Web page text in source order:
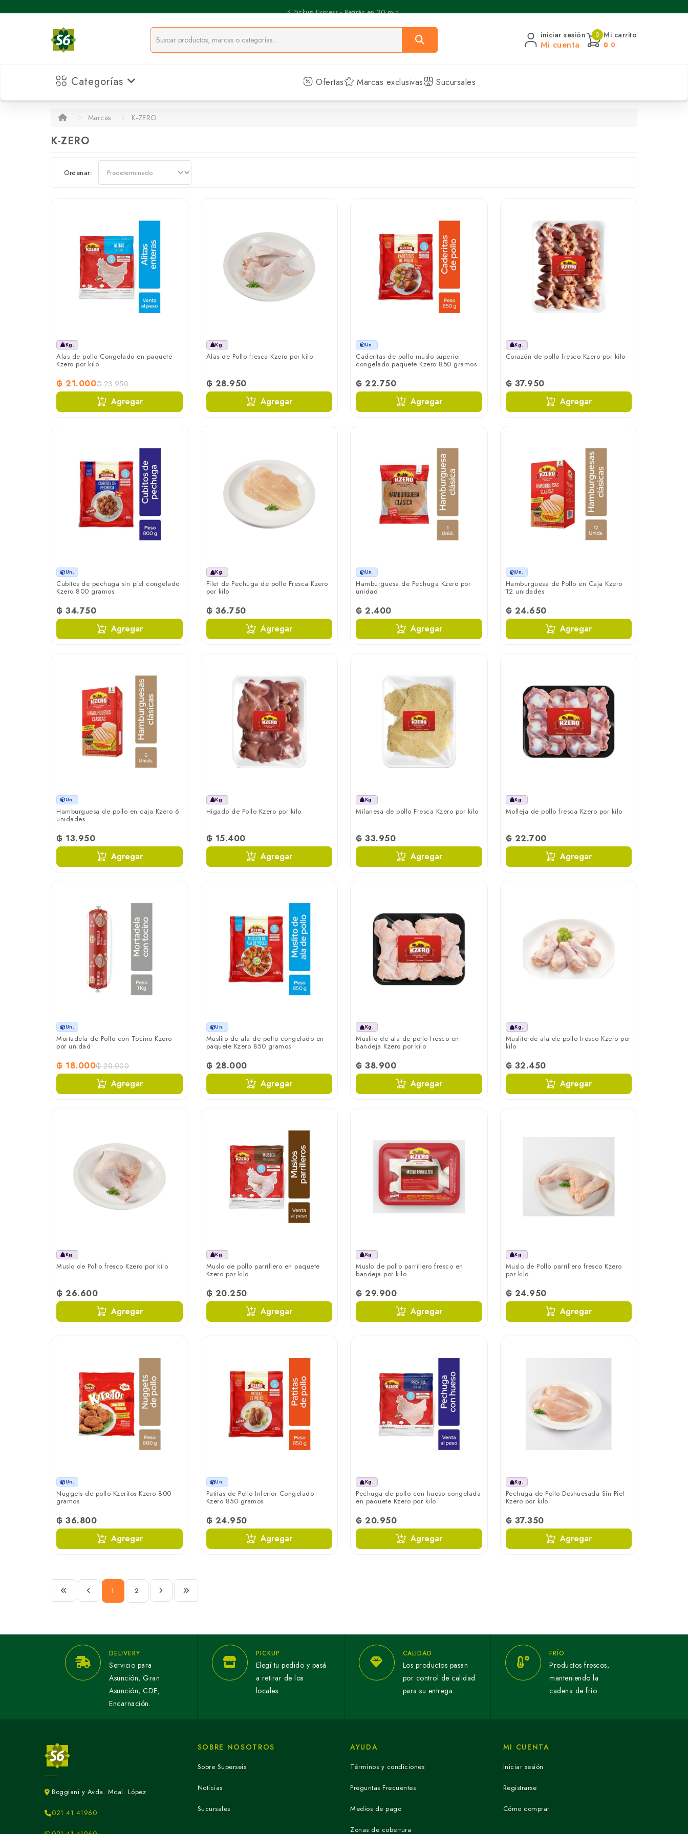
⚡️ Pickup Express - Retirás en 30 min.
iniciar sesión
Mi cuenta
0 Mi carrito
₲ 0
Categorías Ofertas Marcas exclusivas Sucursales
Marcas K-ZERO
K-ZERO
Ordenar:
Kg.
Alas de pollo Congelado en paquete
Kzero por kilo
₲ 21.000₲ 23.950
Agregar
Kg.
Alas de Pollo fresca Kzero por kilo
₲ 28.950
Agregar
Un.
Caderitas de pollo muslo superior
congelado paquete Kzero 850 gramos
₲ 22.750
Agregar
Kg.
Corazón de pollo fresco Kzero por kilo
₲ 37.950
Agregar
Un.
Cubitos de pechuga sin piel congelado
Kzero 800 gramos
₲ 34.750
Agregar
Kg.
Filet de Pechuga de pollo Fresca Kzero
por kilo
₲ 36.750
Agregar
Un.
Hamburguesa de Pechuga Kzero por
unidad
₲ 2.400
Agregar
Un.
Hamburguesa de Pollo en Caja Kzero
12 unidades
₲ 24.650
Agregar
Un.
Hamburguesa de pollo en caja Kzero 6
unidades
₲ 13.950
Agregar
Kg.
Hígado de Pollo Kzero por kilo
₲ 15.400
Agregar
Kg.
Milanesa de pollo Fresca Kzero por kilo
₲ 33.950
Agregar
Kg.
Molleja de pollo fresca Kzero por kilo
₲ 22.700
Agregar
Un.
Mortadela de Pollo con Tocino Kzero
por unidad
₲ 18.000₲ 20.000
Agregar
Un.
Muslito de ala de pollo congelado en
paquete Kzero 850 gramos
₲ 28.000
Agregar
Kg.
Muslito de ala de pollo fresco en
bandeja Kzero por kilo
₲ 38.900
Agregar
Kg.
Muslito de ala de pollo fresco Kzero por
kilo
₲ 32.450
Agregar
Kg.
Muslo de Pollo fresco Kzero por kilo
₲ 26.600
Agregar
Kg.
Muslo de pollo parrillero en paquete
Kzero por kilo
₲ 20.250
Agregar
Kg.
Muslo de pollo parrillero fresco en
bandeja por kilo
₲ 29.900
Agregar
Kg.
Muslo de Pollo parrillero fresco Kzero
por kilo
₲ 24.950
Agregar
Un.
Nuggets de pollo Kzeritos Kzero 800
gramos
₲ 36.800
Agregar
Un.
Patitas de Pollo Inferior Congelado
Kzero 850 gramos
₲ 24.950
Agregar
Kg.
Pechuga de pollo con hueso congelada
en paquete Kzero por kilo
₲ 20.950
Agregar
Kg.
Pechuga de Pollo Deshuesada Sin Piel
Kzero por kilo
₲ 37.350
Agregar
1 2
DELIVERY
Servicio para
Asunción, Gran
Asunción, CDE,
Encarnación.
PICKUP
Elegí tu pedido y pasá
a retirar de los
locales.
CALIDAD
Los productos pasan
por control de calidad
para su entrega.
FRÍO
Productos frescos,
manteniendo la
cadena de frío.
Boggiani y Avda. Mcal. López
021 41 41960
SOBRE NOSOTROS
Sobre Superseis
Noticias
Sucursales
AYUDA
Términos y condiciones
Preguntas Frecuentes
Medios de pago
Zonas de cobertura
MI CUENTA
Iniciar sesión
Registrarse
Cómo comprar